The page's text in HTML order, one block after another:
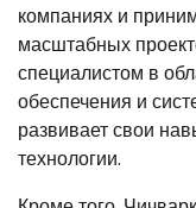
компаниях и
масштабных
специалистом в
обеспечения и
развивает свои
технологии.